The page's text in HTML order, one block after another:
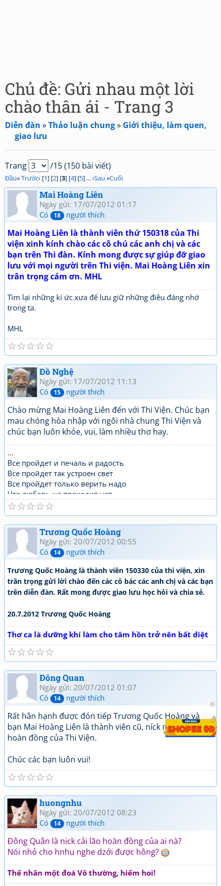
Chủ đề: Gửi nhau một lời
chào thân ái - Trang 3
Diễn đàn »Thảo luận chung» Giới thiệu, làm quen,
giao lưu
Trang /15 (150 bài viết)
Đầu«Trước‹ [1] [2] [3] [4] [5] ... ›Sau »Cuối
Mai Hoàng Liên
Ngày gửi: 17/07/2012 01:17
Có
18 người thích
Mai Hoàng Liên là thành viên thứ 150318 của Thi
viện xinh kính chào các cô chú các anh chị và các
bạn trên Thi đàn. Kính mong được sự giúp đỡ giao
lưu với mọi người trên Thi viện. Mai Hoàng Liên xin
trân trọng cám ơn. MHL
Tìm lại những kí ức xưa để lưu giữ những điều đáng nhớ
trong ta.
MHL
☆
☆
☆
☆
☆
Đồ Nghệ
Ngày gửi: 17/07/2012 11:13
Có
15 người thích
Chào mừng Mai Hoàng Liên đến với Thi Viện. Chúc bạn
mau chóng hòa nhập với ngôi nhà chung Thi Viện và
chúc bạn luôn khỏe, vui, làm nhiều thơ hay.
...
Все пройдет и печаль и радость
Все пройдет так устроен свет
Все пройдет только верить надо
Что любовь не проходит нет ..
☆
☆
☆
☆
☆
Trương Quốc Hoàng
Ngày gửi: 20/07/2012 00:55
Có
14 người thích
Trương Quốc Hoàng là thành viên 150330 của thi viện, xin
trân trọng gửi lời chào đến các cô bác các anh chị và các bạn
trên diễn đàn. Rất mong được giao lưu học hỏi và chia sẻ.
20.7.2012 Trương Quốc Hoàng
Thơ ca là dưỡng khí làm cho tâm hồn trở nên bất diệt
☆
☆
☆
☆
☆
Đông Quan
Ngày gửi: 20/07/2012 01:07
Có
14 người thích
Rất hân hạnh được đón tiếp Trương Quốc Hoàng và
bạn Mai Hoàng Liên là thành viên cũ, níck mới cải lão
hoàn đồng của Thi Viện.
Chúc các bạn luôn vui!
☆
☆
☆
☆
☆
huongnhu
Ngày gửi: 20/07/2012 08:23
Có
14 người thích
Đông Quân là nick cải lão hoàn đồng của ai nà?
Nói nhỏ cho hnhu nghe dzới được hông?
Thế nhân một đoá Vô thường, hiếm hoi!